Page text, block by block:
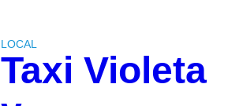
LOCAL
Taxi Violeta